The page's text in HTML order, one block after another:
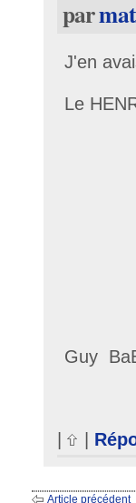
par
J'en
Le
Guy
Article précédent